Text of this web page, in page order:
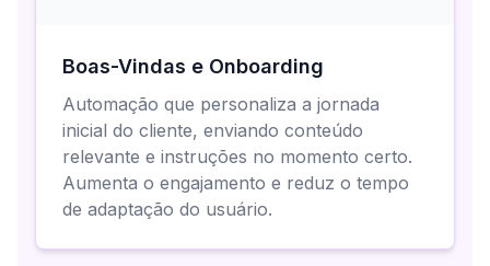
Boas-Vindas e Onboarding
Automação que personaliza a jornada
inicial do cliente, enviando conteúdo
relevante e instruções no momento certo.
Aumenta o engajamento e reduz o tempo
de adaptação do usuário.